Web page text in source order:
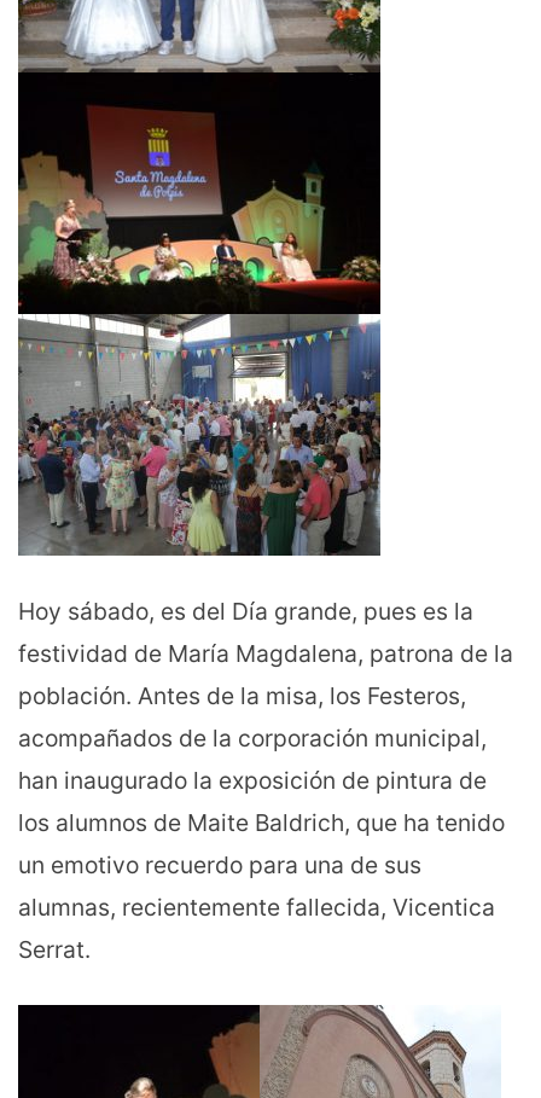
Hoy sábado, es del Día grande, pues es la
festividad de María Magdalena, patrona de la
población. Antes de la misa, los Festeros,
acompañados de la corporación municipal,
han inaugurado la exposición de pintura de
los alumnos de Maite Baldrich, que ha tenido
un emotivo recuerdo para una de sus
alumnas, recientemente fallecida, Vicentica
Serrat.